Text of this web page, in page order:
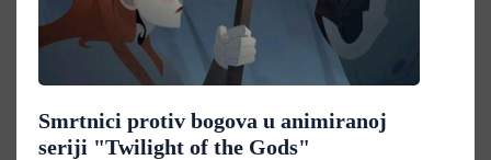
Smrtnici protiv bogova u animiranoj
seriji "Twilight of the Gods"